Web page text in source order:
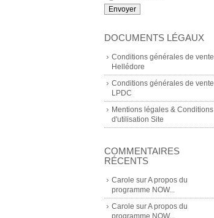
DOCUMENTS LÉGAUX
Conditions générales de vente
Hellédore
Conditions générales de vente
LPDC
Mentions légales & Conditions
d'utilisation Site
COMMENTAIRES
RÉCENTS
Carole surA propos du
programme NOW...
Carole surA propos du
programme NOW...